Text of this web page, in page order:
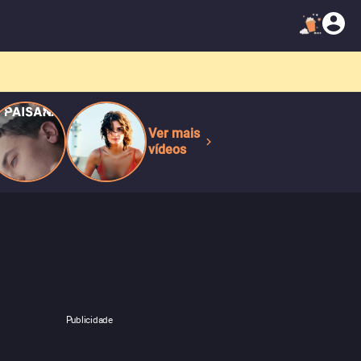
Ver mais
vídeos
Publicidade